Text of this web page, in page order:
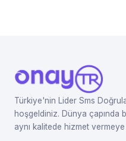
Türkiye'nin Lider Sms
hoşgeldiniz. Dünya çapında
aynı kalitede hizmet